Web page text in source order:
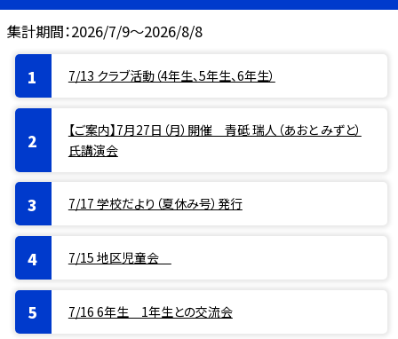
集計期間：2026/7/9～2026/8/8
7/13 クラブ活動（4年生、5年生、6年生）
【ご案内】7月27日（月）開催 青砥 瑞人（あおと みずと）
氏講演会
7/17 学校だより（夏休み号）発行
7/15 地区児童会
7/16 6年生 1年生との交流会